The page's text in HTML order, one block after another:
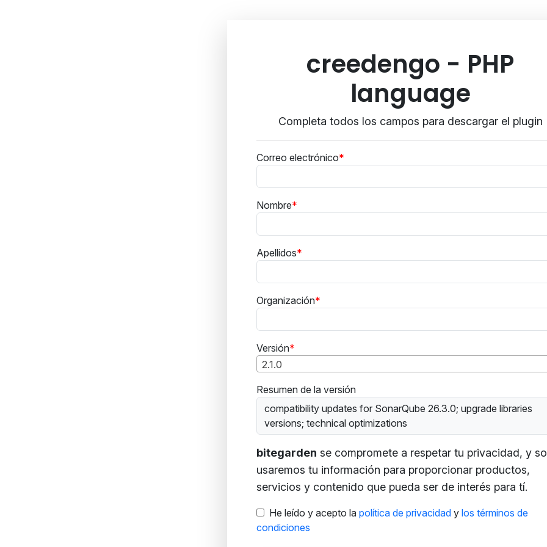
creedengo - PHP
language
Completa todos los campos para descargar el plugin
Correo electrónico
Nombre
Apellidos
Organización
Versión
2.1.0
Resumen de la versión
compatibility updates for SonarQube 26.3.0; upgrade libraries
versions; technical optimizations
bitegarden se compromete a respetar tu privacidad, y
usaremos tu información para proporcionar productos,
servicios y contenido que pueda ser de interés para tí.
He leído y acepto la política de privacidad y los términos de
condiciones